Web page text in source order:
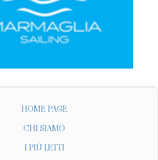
HOME PAGE
CHI SIAMO
I PIÙ LETTI